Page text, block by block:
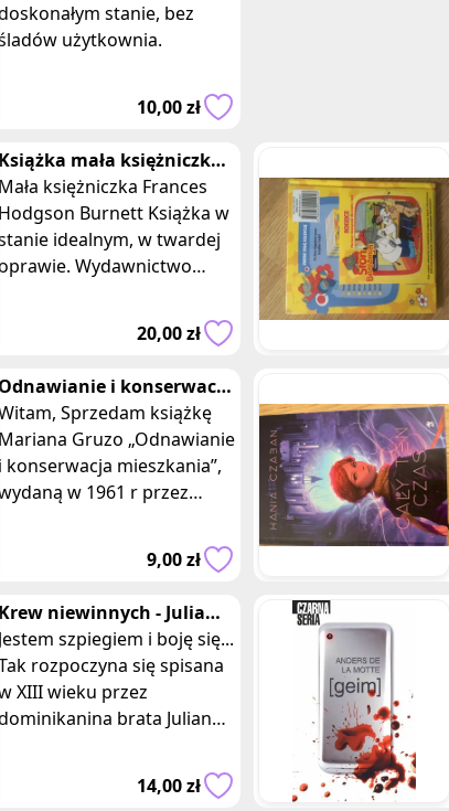
stanie, bez
użytkownia.
10,00 zł
mała księżniczka
Burnett zielona
księżniczka Frances
Burnett Książka w
idealnym, w twardej
Wydawnictwo
Crewe jest szczęśliwa
20,00 zł
i konserwacja
Marian Gruzo
Sprzedam książkę
Gruzo „Odnawianie
konserwacja mieszkania”,
w 1961 r przez
w miękkiej prawie, o
9,00 zł
niewinnych - Julia
książka kronika
szpiegiem i boję się...
rozpoczyna się spisana
XIII wieku przez
brata Juliana
w którym
14,00 zł